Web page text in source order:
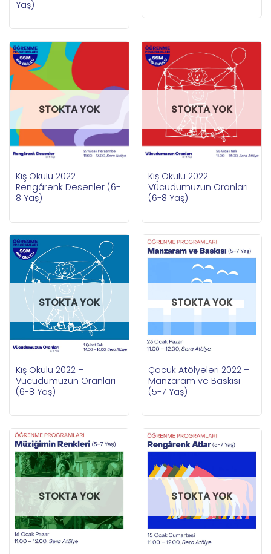
Yaş)
STOKTA YOK
Kış Okulu 2022 –
Rengârenk Desenler (6-
8 Yaş)
STOKTA YOK
Kış Okulu 2022 –
Vücudumuzun Oranları
(6-8 Yaş)
STOKTA YOK
Kış Okulu 2022 –
Vücudumuzun Oranları
(6-8 Yaş)
STOKTA YOK
Çocuk Atölyeleri 2022 –
Manzaram ve Baskısı
(5-7 Yaş)
STOKTA YOK STOKTA YOK